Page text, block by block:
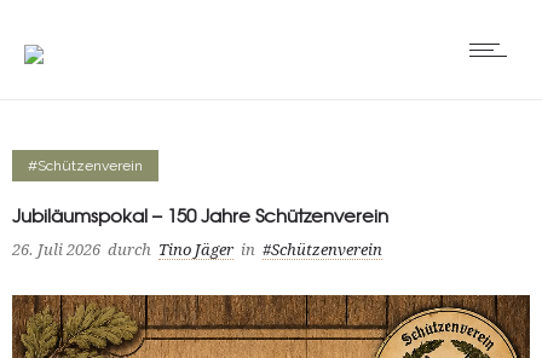
#Schützenverein
Jubiläumspokal – 150 Jahre Schützenverein
26. Juli 2026 durch Tino Jäger in #Schützenverein